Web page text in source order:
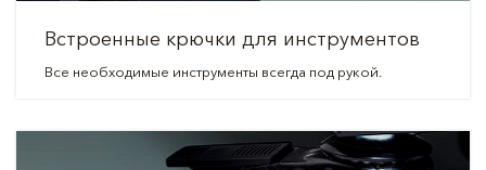
Встроенные крючки для инструментов
Все необходимые инструменты всегда под рукой.